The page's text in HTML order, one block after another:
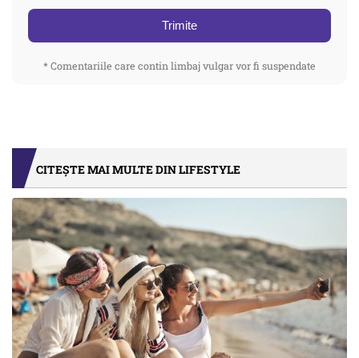
Trimite
* Comentariile care contin limbaj vulgar vor fi suspendate
CITEȘTE MAI MULTE DIN LIFESTYLE